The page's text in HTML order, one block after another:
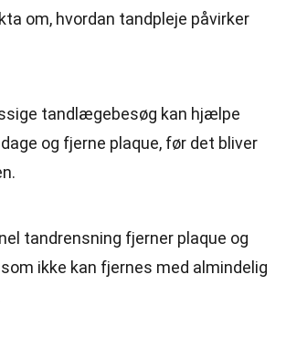
om, hvordan tandpleje påvirker
tandlægebesøg kan hjælpe
og fjerne plaque, før det bliver
tandrensning fjerner plaque og
ikke kan fjernes med almindelig